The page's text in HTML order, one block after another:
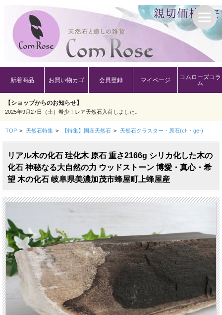
新着商品 お買い物カゴ 会員登録 マイページ
コムローズコラ
ム
【ショップからのお知らせ】
2025年9月27日（土）希少！レア天然石入荷しました。
TOP > 天然石特集 > 【特集】国産天然石 > 天然石クラスター・原石(cl-・ge-)
リアル木の化石 珪化木 原石 重さ2166g シリカ化した木の
化石 神秘なる大自然の力 ウッドストーン 博愛・真心・希
望 木の化石 岐阜県美濃加茂市蜂屋町上蜂屋産